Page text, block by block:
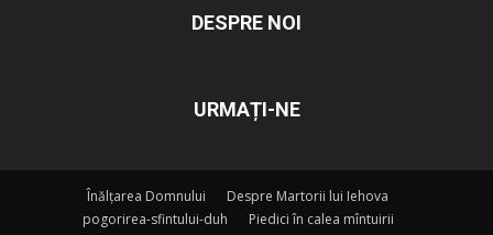
DESPRE NOI
URMAȚI-NE
Înălțarea Domnului
Despre Martorii lui Iehova
pogorirea-sfintului-duh
Piedici în calea mîntuirii